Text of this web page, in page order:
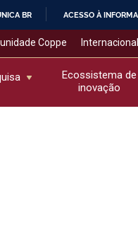
BR ACESSO À
Coppe
Ecossistema de
inovação